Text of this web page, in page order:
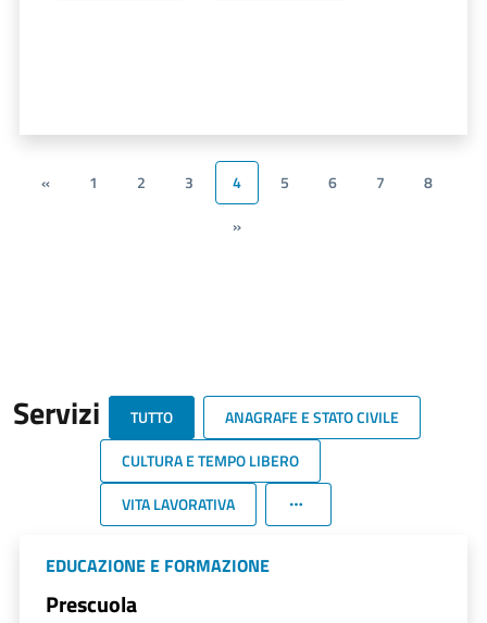
« 1 2 3 4 5 6 7
8
»
Servizi TUTTO
ANAGRAFE E STATO CIVILE
CULTURA E TEMPO LIBERO
VITA LAVORATIVA
EDUCAZIONE E FORMAZIONE
Prescuola